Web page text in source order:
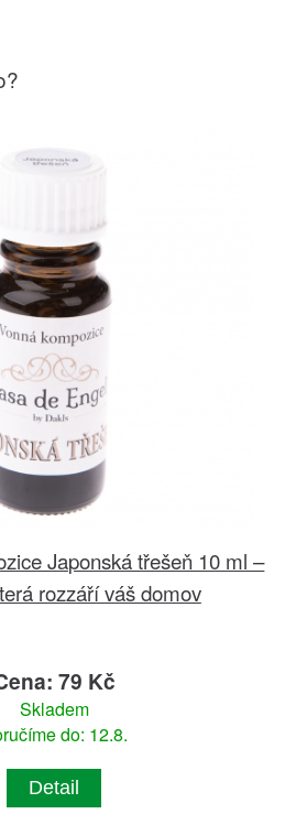
Japonská třešeň 10 ml –
rozzáří váš domov
79 Kč
Skladem
do: 12.8.
Detail